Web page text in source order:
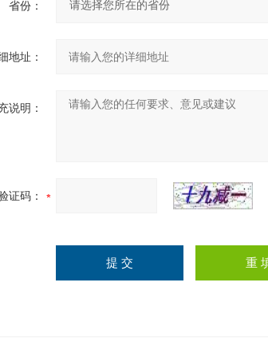
省份：
地址：
说明：
证码：